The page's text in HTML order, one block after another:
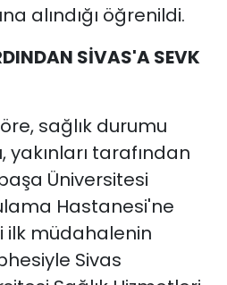
alındığı öğrenildi.
SİVAS'A SEVK
sağlık durumu
yakınları tarafından
Üniversitesi
Hastanesi'ne
ilk müdahalenin
Sivas